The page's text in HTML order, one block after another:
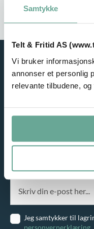
Samtykke
Telt & Fritid AS
Vi bruker
annonser et personlig
relevante tilbudene,
NYHETSBREV
Meld deg på vårt
Jeg samtykker til
personvernerklæring